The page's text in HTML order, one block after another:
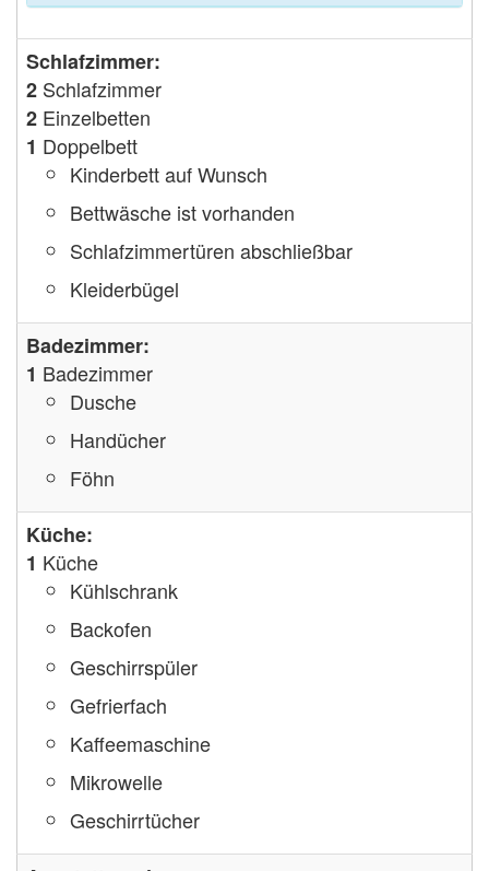
Schlafzimmer:
2 Schlafzimmer
2 Einzelbetten
1 Doppelbett
Kinderbett auf Wunsch
Bettwäsche ist vorhanden
Schlafzimmertüren abschließbar
Kleiderbügel
Badezimmer:
1 Badezimmer
Dusche
Handücher
Föhn
Küche:
1 Küche
Kühlschrank
Backofen
Geschirrspüler
Gefrierfach
Kaffeemaschine
Mikrowelle
Geschirrtücher